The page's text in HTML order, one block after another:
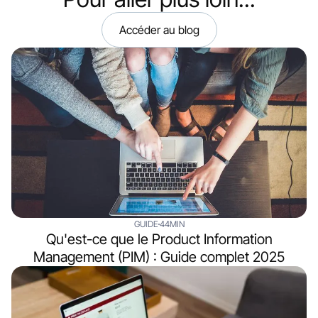
Accéder au blog
GUIDE44MIN
Qu'est-ce que le Product Information
Management (PIM) : Guide complet 2025